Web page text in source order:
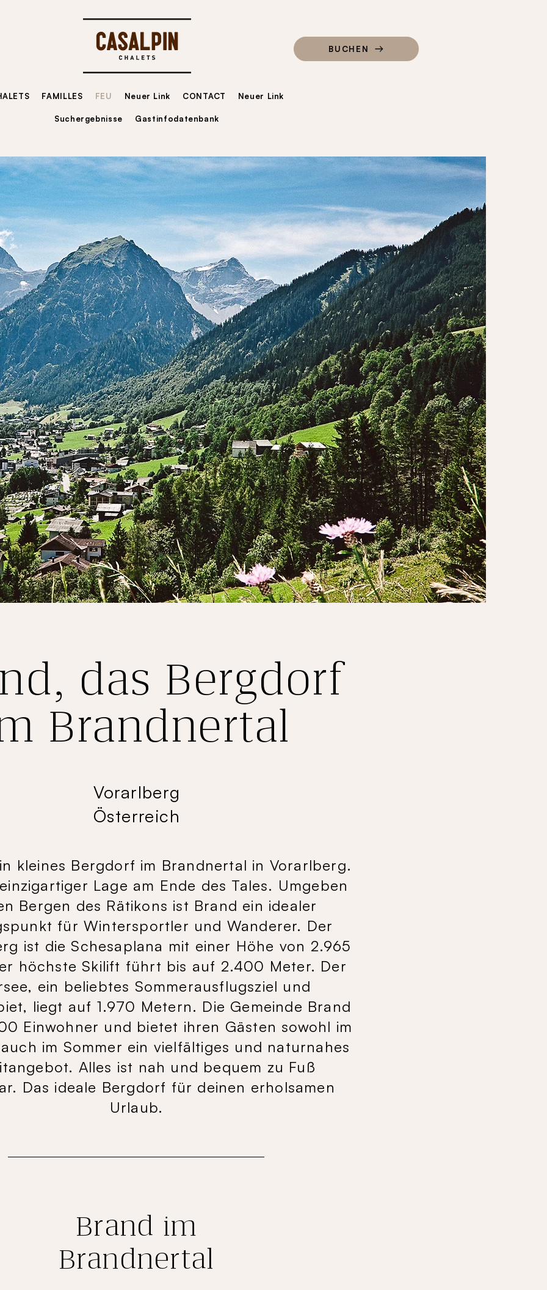
FAMILLES FEU Neuer Link CONTACT Neuer Link
Suchergebnisse Gastinfodatenbank
BUCHEN
das Bergdorf
Brandnertal
Vorarlberg
Österreich
kleines Bergdorf im Brandnertal in Vorarlberg.
Lage am Ende des Tales. Umgeben
Bergen des Rätikons ist Brand ein idealer
für Wintersportler und Wanderer. Der
ist die Schesaplana mit einer Höhe von 2.965
höchste Skilift führt bis auf 2.400 Meter. Der
ein beliebtes Sommerausflugsziel und
liegt auf 1.970 Metern. Die Gemeinde Brand
Einwohner und bietet ihren Gästen sowohl im
im Sommer ein vielfältiges und naturnahes
Alles ist nah und bequem zu Fuß
Das ideale Bergdorf für deinen erholsamen
Urlaub.
Brand im
Brandnertal